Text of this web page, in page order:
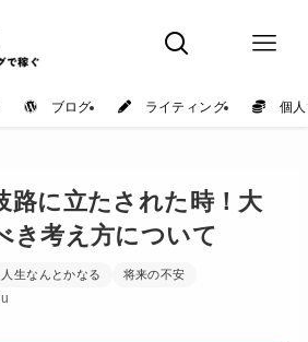
ブログ ライティング 個人
路に立たされた時！大
き考え方について
人生なんとかなる 将来の不安